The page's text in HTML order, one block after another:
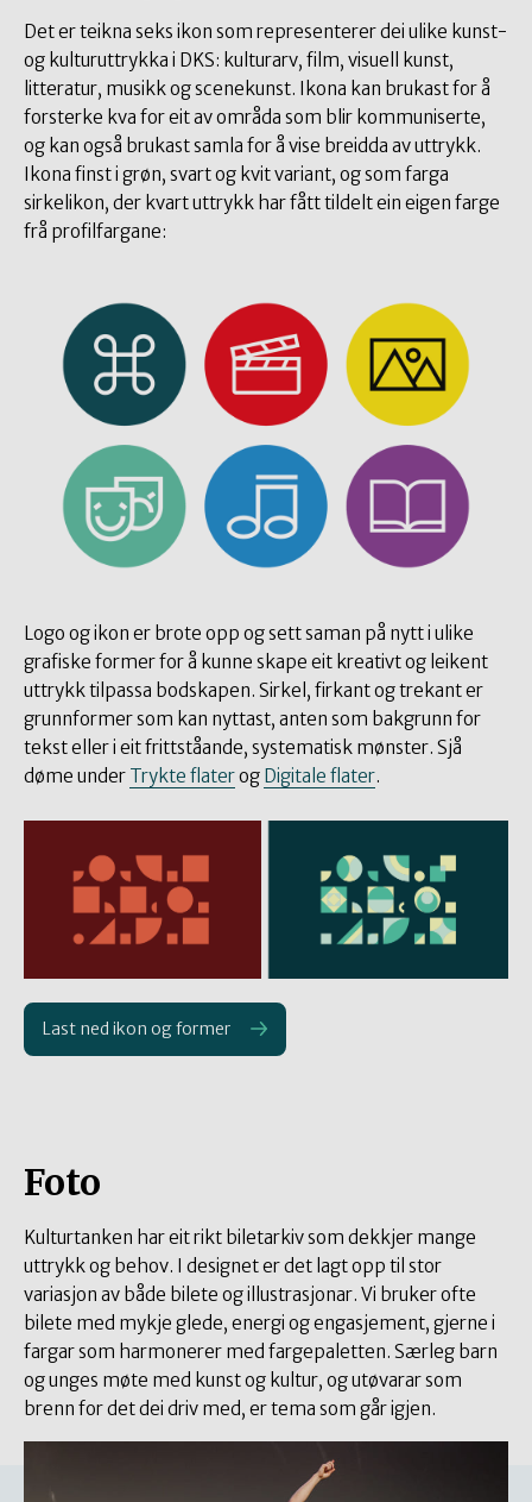
Det er teikna seks ikon som representerer dei ulike kunst-
og kulturuttrykka i DKS: kulturarv, film, visuell kunst,
litteratur, musikk og scenekunst. Ikona kan brukast for å
forsterke kva for eit av områda som blir kommuniserte,
og kan også brukast samla for å vise breidda av uttrykk.
Ikona finst i grøn, svart og kvit variant, og som farga
sirkelikon, der kvart uttrykk har fått tildelt ein eigen farge
frå profilfargane:
Logo og ikon er brote opp og sett saman på nytt i ulike
grafiske former for å kunne skape eit kreativt og leikent
uttrykk tilpassa bodskapen. Sirkel, firkant og trekant er
grunnformer som kan nyttast, anten som bakgrunn for
tekst eller i eit frittståande, systematisk mønster. Sjå
døme under Trykte flaterog Digitale flater.
Last ned ikon og former
Foto
Kulturtanken har eit rikt biletarkiv som dekkjer mange
uttrykk og behov. I designet er det lagt opp til stor
variasjon av både bilete og illustrasjonar. Vi bruker ofte
bilete med mykje glede, energi og engasjement, gjerne i
fargar som harmonerer med fargepaletten. Særleg barn
og unges møte med kunst og kultur, og utøvarar som
brenn for det dei driv med, er tema som går igjen.